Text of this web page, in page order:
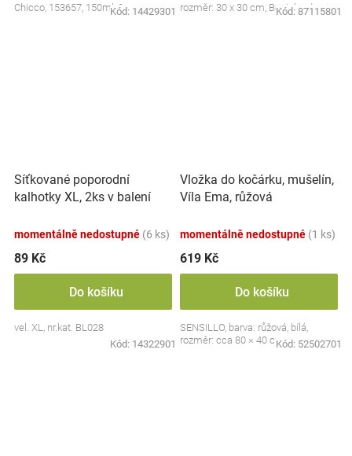
Chicco, 153657, 150ml, 0m+
Kód: 14429301 rozměr: 30 x 30 cm, Bocioland
Kód: 87115801
Síťkované poporodní
kalhotky XL, 2ks v balení
momentálně nedostupné (6 ks)
89 Kč
Do košíku
vel. XL, nr.kat. BL028
Kód: 14322901
Vložka do kočárku, mušelín,
Víla Ema, růžová
momentálně nedostupné (1 ks)
619 Kč
Do košíku
SENSILLO, barva: růžová, bílá,
rozměr: cca 80 × 40 cmKód: 52502701